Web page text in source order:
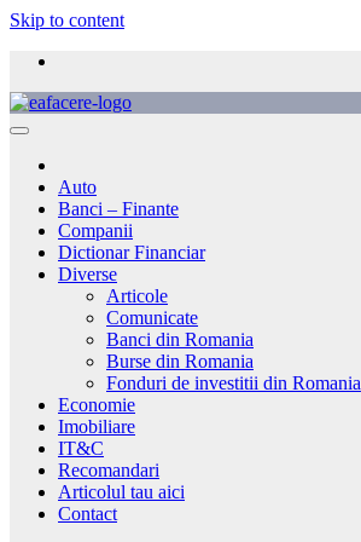
Skip to content
Auto
Banci – Finante
Companii
Dictionar Financiar
Diverse
Articole
Comunicate
Banci din Romania
Burse din Romania
Fonduri de investitii din Romania
Economie
Imobiliare
IT&C
Recomandari
Articolul tau aici
Contact